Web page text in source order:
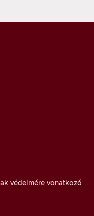
védelmére vonatkozó